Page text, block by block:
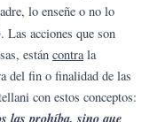
lo enseñe o no lo
. Las acciones que son
están contrala
del fin o finalidad de las
con estos conceptos:
las prohíba, sino que